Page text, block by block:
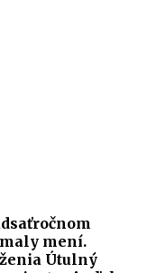
mení.
Útulný